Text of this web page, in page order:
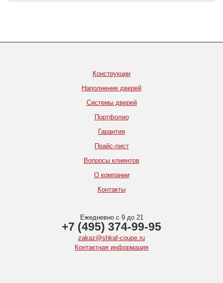
Конструкции
Наполнение дверей
Системы дверей
Портфолио
Гарантия
Прайс-лист
Вопросы клиентов
О компании
Контакты
Ежедневно с 9 до 21
+7 (495) 374-99-95
zakaz@shkaf-coupe.ru
Контактная информация